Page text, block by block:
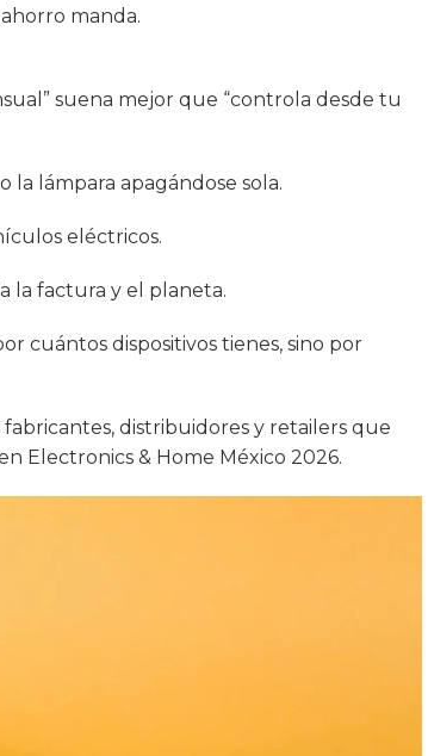
manda.
suena mejor que “controla desde tu
lámpara apagándose sola.
eléctricos.
la factura y el planeta.
cuántos dispositivos tienes, sino por
distribuidores y retailers que
Electronics & Home México 2026.